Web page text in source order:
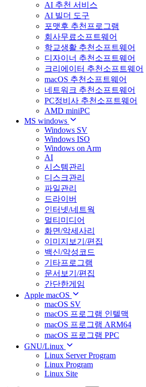
AI 추천 서비스
AI 빌더 도구
포맷후 추천프로그램
회사무료소프트웨어
학교생활 추천소프트웨어
디자이너 추천소프트웨어
크리에이터 추천소프트웨어
macOS 추천소프트웨어
네트워크 추천소프트웨어
PC정비사 추천소프트웨어
AMD miniPC
MS windows
Windows SV
Windows ISO
Windows on Arm
AI
시스템관리
디스크관리
파일관리
드라이버
인터넷/네트웍
멀티미디어
화면/악세사리
이미지보기/편집
백신/악성코드
기타프로그램
문서보기/편집
간단한게임
Apple macOS
macOS SV
macOS 프로그램 인텔맥
macOS 프로그램 ARM64
macOS 프로그램 PPC
GNU/Linux
Linux Server Program
Linux Program
Linux Site